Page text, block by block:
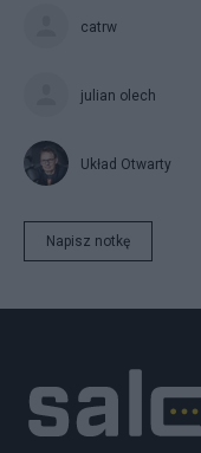
catrw
julian olech
Układ Otwarty
Napisz notkę